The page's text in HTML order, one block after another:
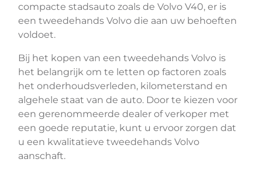
compacte stadsauto zoals de Volvo V40, er is
een tweedehands Volvo die aan uw behoeften
voldoet.
Bij het kopen van een tweedehands Volvo is
het belangrijk om te letten op factoren zoals
het onderhoudsverleden, kilometerstand en
algehele staat van de auto. Door te kiezen voor
een gerenommeerde dealer of verkoper met
een goede reputatie, kunt u ervoor zorgen dat
u een kwalitatieve tweedehands Volvo
aanschaft.